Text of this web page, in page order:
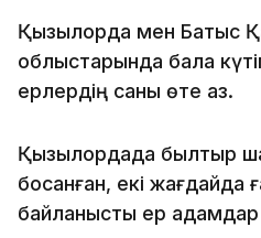
Қызылорда мен Батыс
облыстарында бала
ерлердің саны өте аз.
Қызылордада былтыр
босанған, екі жағдайда
байланысты ер